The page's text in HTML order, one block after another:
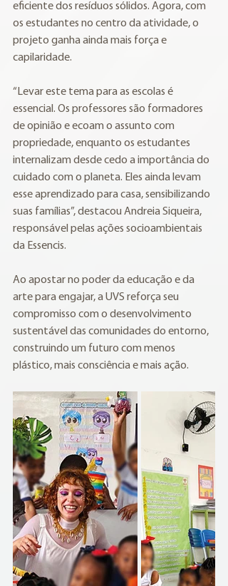
eficiente dos resíduos sólidos. Agora, com
os estudantes no centro da atividade, o
projeto ganha ainda mais força e
capilaridade.
“Levar este tema para as escolas é
essencial. Os professores são formadores
de opinião e ecoam o assunto com
propriedade, enquanto os estudantes
internalizam desde cedo a importância do
cuidado com o planeta. Eles ainda levam
esse aprendizado para casa, sensibilizando
suas famílias”, destacou Andreia Siqueira,
responsável pelas ações socioambientais
da Essencis.
Ao apostar no poder da educação e da
arte para engajar, a UVS reforça seu
compromisso com o desenvolvimento
sustentável das comunidades do entorno,
construindo um futuro com menos
plástico, mais consciência e mais ação.